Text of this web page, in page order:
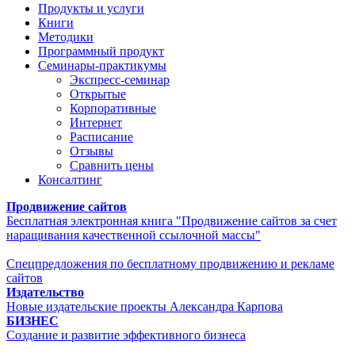
Продукты и услуги
Книги
Методики
Программный продукт
Семинары-практикумы
Экспресс-семинар
Открытые
Корпоративные
Интернет
Расписание
Отзывы
Сравнить цены
Консалтинг
Продвижение сайтов
Бесплатная электронная книга "Продвижение сайтов за счет
наращивания качественной ссылочной массы"
Спецпредложения по бесплатному продвижению и рекламе
сайтов
Издательство
Новые издательские проекты Александра Карпова
БИЗНЕС
Создание и развитие эффективного бизнеса